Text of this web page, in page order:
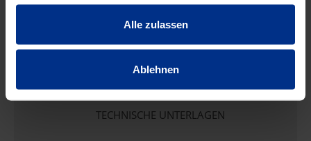
gesammelt haben.
Alle zulassen
Ablehnen
TECHNISCHE UNTERLAGEN